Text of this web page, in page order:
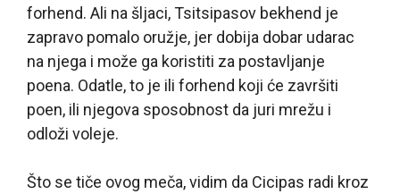
forhend. Ali na šljaci, Tsitsipasov bekhend je
zapravo pomalo oružje, jer dobija dobar udarac
na njega i može ga koristiti za postavljanje
poena. Odatle, to je ili forhend koji će završiti
poen, ili njegova sposobnost da juri mrežu i
odloži voleje.
Što se tiče ovog meča, vidim da Cicipas radi kroz